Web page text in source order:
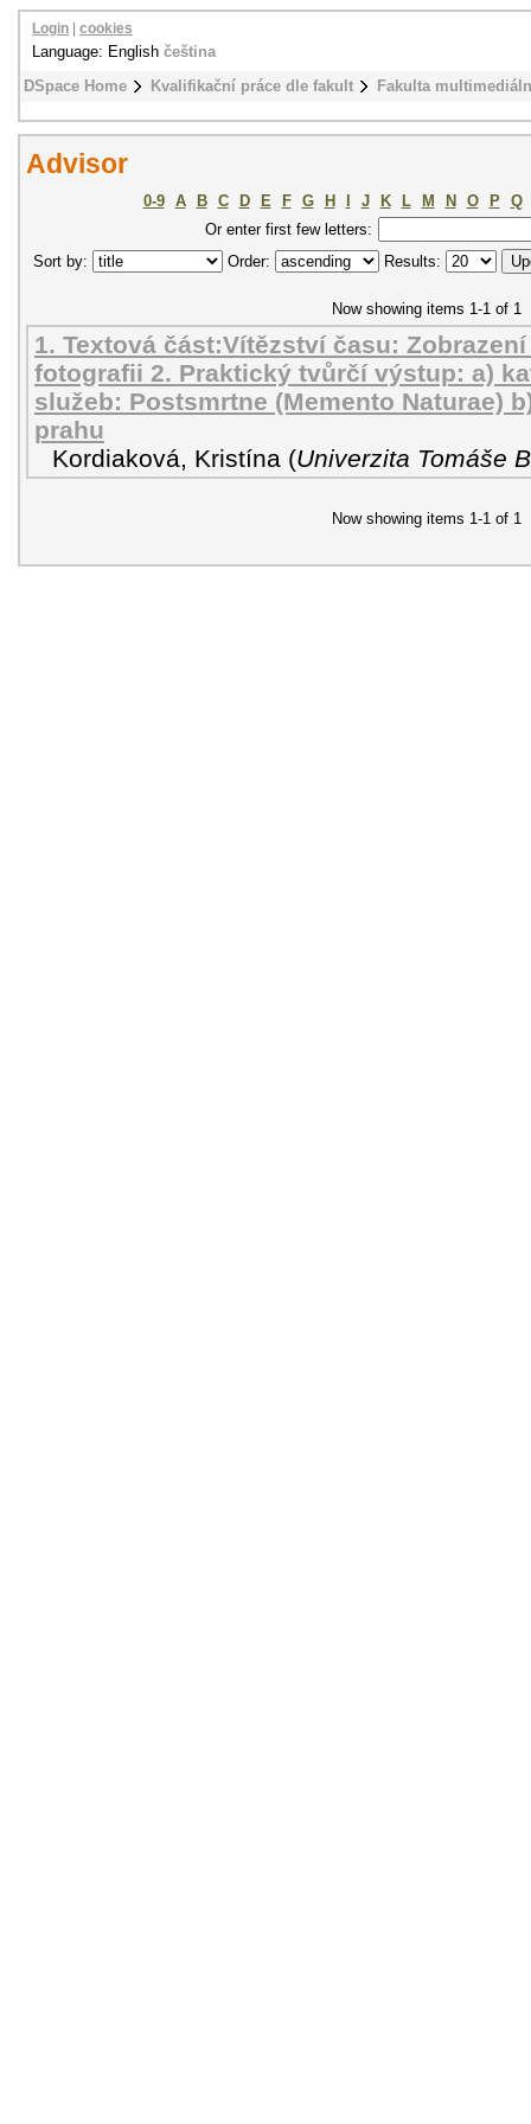
DSpace Home Kvalifikační práce dle fakult Fakulta
Login cookies
Language: English čeština
Advisor
0-9 A B C D E F G H J K L M N O P
Q
Or enter first few letters:
Sort by:
Order: Results:
Now showing items 1-1 of 1
1. Textová část:Vítězství času:
fotografii 2. Praktický tvůrčí výstup: a)
služeb: Postsmrtne (Memento Naturae)
prahu
Kordiaková, Kristína (Univerzita Tomáše
Now showing items 1-1 of 1